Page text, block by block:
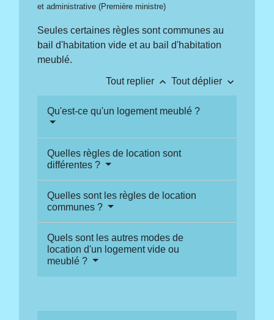
et administrative (Première ministre)
Seules certaines règles sont communes au
bail d'habitation vide et au bail d'habitation
meublé.
Tout replier keyboard_arrow_up Tout déplier keyboard_arrow_down
Qu'est-ce qu'un logement meublé ?
Quelles règles de location sont
différentes ?
Quelles sont les règles de location
communes ?
Quels sont les autres modes de
location d'un logement vide ou
meublé ?